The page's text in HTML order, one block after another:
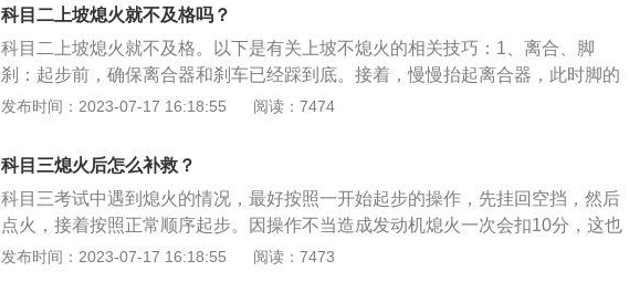
扣10分（原规定是扣20分）。
科目二上坡熄火就不及格吗？
科目二上坡熄火就不及格。以下是有关上坡不熄火的相关技巧：1、离合、脚
刹：起步前，确保离合器和刹车已经踩到底。接着，慢慢抬起离合器，此时脚的
状态应该是脚跟不动，脚掌轻抬。当车身微微抖动时继续缓慢抬离合，车身抖动
就可以完全放开离合和刹车，让车子平稳前进。2、手刹、油门：坡道定点停车
时，脚刹停稳后立马拉起手刹，起步时右手同步松开手刹，左脚轻轻抬起离合，
右脚轻点油门给油，左脚再轻抬离合，直到达到半联动状态。半联动找到后，离
合不动，再补点油，然后看车头的抖动状况，再松手刹。
发布时间：2023-07-17 16:18:55 阅读：7474
科目三熄火后怎么补救？
科目三考试中遇到熄火的情况，最好按照一开始起步的操作，先挂回空挡，然后
点火，接着按照正常顺序起步。因操作不当造成发动机熄火一次会扣10分，这也
意味着接下来的流程中再也不能出现任何失误，否则就要补考或挂科。科目三熄
发布时间：2023-07-17 16:18:55 阅读：7473